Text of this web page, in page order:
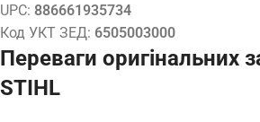
UPC: 886661935734
Код УКТ ЗЕД: 6505003000
Переваги оригінальних
STIHL